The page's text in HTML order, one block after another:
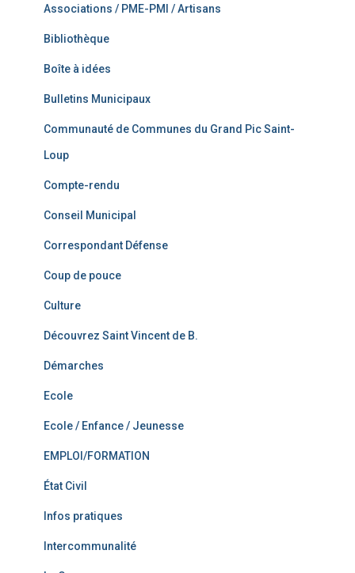
Associations / PME-PMI / Artisans
Bibliothèque
Boîte à idées
Bulletins Municipaux
Communauté de Communes du Grand Pic Saint-
Loup
Compte-rendu
Conseil Municipal
Correspondant Défense
Coup de pouce
Culture
Découvrez Saint Vincent de B.
Démarches
Ecole
Ecole / Enfance / Jeunesse
EMPLOI/FORMATION
État Civil
Infos pratiques
Intercommunalité